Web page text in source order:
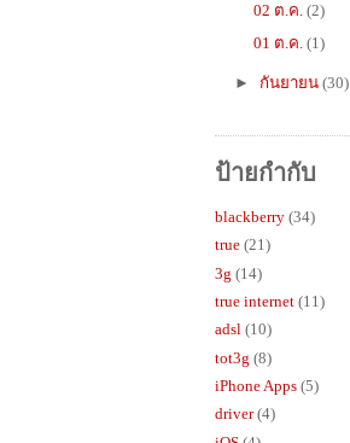
02 ต.ค. (2)
01 ต.ค. (1)
► กันยายน (30)
ป้ายกำกับ
blackberry (34)
true (21)
3g (14)
true internet (11)
adsl (10)
tot3g (8)
iPhone Apps (5)
driver (4)